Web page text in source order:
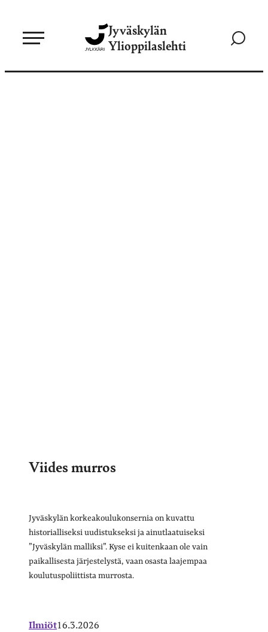
sisältöön
Jyväskylän
Ylioppilaslehti
Siirry
Viides murros
Jyväskylän korkeakoulukonsernia on kuvattu
historialliseksi uudistukseksi ja ainutlaatuiseksi
”Jyväskylän malliksi”. Kyse ei kuitenkaan ole vain
paikallisesta järjestelystä, vaan osasta laajempaa
koulutuspoliittista murrosta.
Ilmiöt16.3.2026